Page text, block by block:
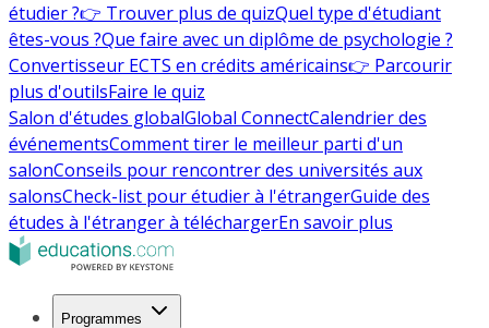
étudier ?👉 Trouver plus de quizQuel type d'étudiant
êtes-vous ?Que faire avec un diplôme de psychologie ?
Convertisseur ECTS en crédits américains👉 Parcourir
plus d'outilsFaire le quiz
Salon d'études globalGlobal ConnectCalendrier des
événementsComment tirer le meilleur parti d'un
salonConseils pour rencontrer des universités aux
salonsCheck-list pour étudier à l'étrangerGuide des
études à l'étranger à téléchargerEn savoir plus
Programmes